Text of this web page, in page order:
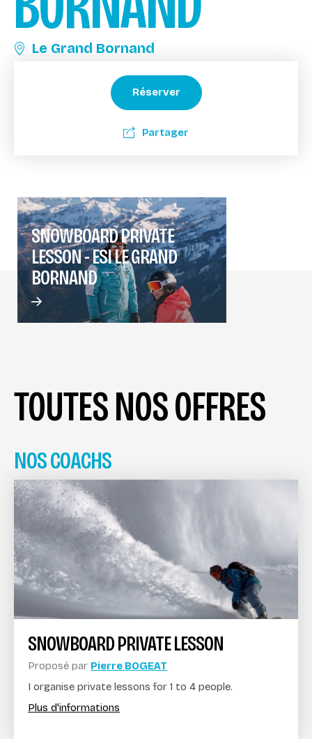
Le Grand Bornand
Réserver
Partager
SNOWBOARD PRIVATE
LESSON - ESI LE GRAND
BORNAND
TOUTES NOS OFFRES
NOS COACHS
SNOWBOARD PRIVATE LESSON
Proposé par Pierre BOGEAT
I organise private lessons for 1 to 4 people.
Plus d'informations